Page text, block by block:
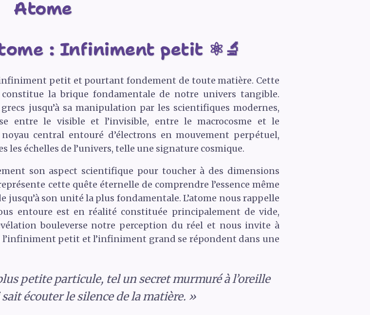
Atome
: Infiniment petit ⚛️🔬
infiniment petit et pourtant fondement de toute matière. Cette
la brique fondamentale de notre univers tangible.
jusqu’à sa manipulation par les scientifiques modernes,
entre le visible et l’invisible, entre le macrocosme et le
central entouré d’électrons en mouvement perpétuel,
échelles de l’univers, telle une signature cosmique.
son aspect scientifique pour toucher à des dimensions
cette quête éternelle de comprendre l’essence même
jusqu’à son unité la plus fondamentale. L’atome nous rappelle
entoure est en réalité constituée principalement de vide,
bouleverse notre perception du réel et nous invite à
petit et l’infiniment grand se répondent dans une
petite particule, tel un secret murmuré à l’oreille
écouter le silence de la matière. »